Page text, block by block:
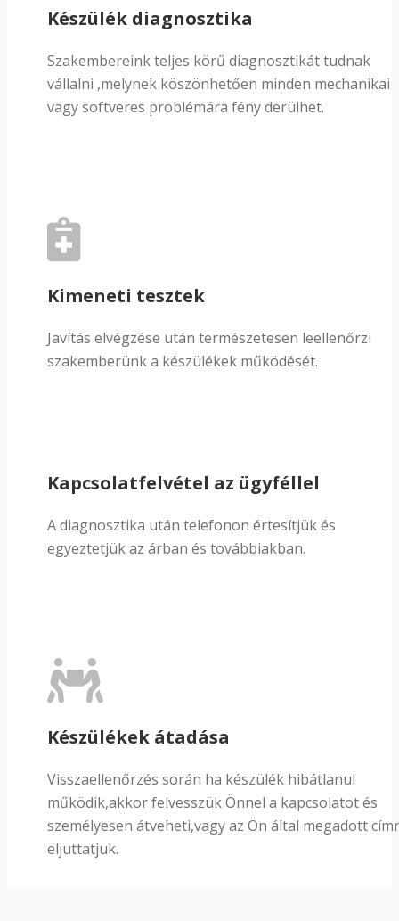
Készülék diagnosztika
Szakembereink teljes körű diagnosztikát tudnak
vállalni ,melynek köszönhetően minden mechanikai
vagy softveres problémára fény derülhet.
Kimeneti tesztek
Javítás elvégzése után természetesen leellenőrzi
szakemberünk a készülékek működését.
Kapcsolatfelvétel az ügyféllel
A diagnosztika után telefonon értesítjük és
egyeztetjük az árban és továbbiakban.
Készülékek átadása
Visszaellenőrzés során ha készülék hibátlanul
működik,akkor felvesszük Önnel a kapcsolatot és
személyesen átveheti,vagy az Ön által megadott
eljuttatjuk.